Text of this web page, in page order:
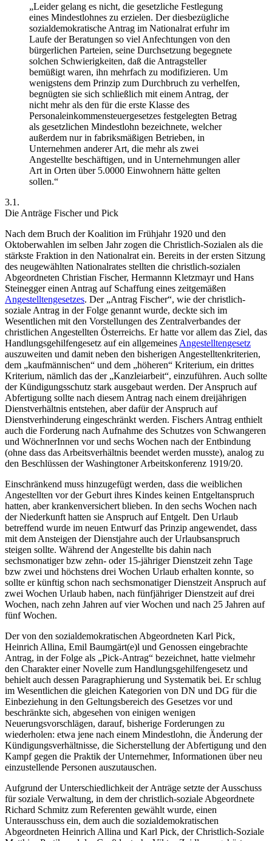
„Leider gelang es nicht, die gesetzliche Festlegung
eines Mindestlohnes zu erzielen. Der diesbezügliche
sozialdemokratische Antrag im Nationalrat erfuhr im
Laufe der Beratungen so viel Anfechtungen von den
bürgerlichen Parteien, seine Durchsetzung begegnete
solchen Schwierigkeiten, daß die Antragsteller
bemüßigt waren, ihn mehrfach zu modifizieren. Um
wenigstens dem Prinzip zum Durchbruch zu verhelfen,
begnügten sie sich schließlich mit einem Antrag, der
nicht mehr als den für die erste Klasse des
Personaleinkommensteuergesetzes festgelegten Betrag
als gesetzlichen Mindestlohn bezeichnete, welcher
außerdem nur in fabriksmäßigen Betrieben, in
Unternehmen anderer Art, die mehr als zwei
Angestellte beschäftigen, und in Unternehmungen aller
Art in Orten über 5.0000 Einwohnern hätte gelten
sollen.“
3.1.
Die Anträge Fischer und Pick
Nach dem Bruch der Koalition im Frühjahr 1920 und den
Oktoberwahlen im selben Jahr zogen die Christlich-Sozialen als die
stärkste Fraktion in den Nationalrat ein. Bereits in der ersten Sitzung
des neugewählten Nationalrates stellten die christlich-sozialen
Abgeordneten Christian Fischer, Hermannn Kletzmayr und Hans
Steinegger einen Antrag auf Schaffung eines zeitgemäßen
Angestelltengesetzes. Der „Antrag Fischer“, wie der christlich-
soziale Antrag in der Folge genannt wurde, deckte sich im
Wesentlichen mit den Vorstellungen des Zentralverbandes der
christlichen Angestellten Österreichs. Er hatte vor allem das Ziel, das
Handlungsgehilfengesetz auf ein allgemeines Angestelltengesetz
auszuweiten und damit neben den bisherigen Angestelltenkriterien,
dem „kaufmännischen“ und dem „höheren“ Kriterium, ein drittes
Kriterium, nämlich das der „Kanzleiarbeit“, einzuführen. Auch sollte
der Kündigungsschutz stark ausgebaut werden. Der Anspruch auf
Abfertigung sollte nach diesem Antrag nach einem dreijährigen
Dienstverhältnis entstehen, aber dafür der Anspruch auf
Dienstverhinderung eingeschränkt werden. Fischers Antrag enthielt
auch die Forderung nach Aufnahme des Schutzes von Schwangeren
und WöchnerInnen vor und sechs Wochen nach der Entbindung
(ohne dass das Arbeitsverhältnis beendet werden musste), analog zu
den Beschlüssen der Washingtoner Arbeitskonferenz 1919/20.
Einschränkend muss hinzugefügt werden, dass die weiblichen
Angestellten vor der Geburt ihres Kindes keinen Entgeltanspruch
hatten, aber krankenversichert blieben. In den sechs Wochen nach
der Niederkunft hatten sie Anspruch auf Entgelt. Den Urlaub
betreffend wurde im neuen Entwurf das Prinzip angewendet, dass
mit dem Ansteigen der Dienstjahre auch der Urlaubsanspruch
steigen sollte. Während der Angestellte bis dahin nach
sechsmonatiger bzw zehn- oder 15-jähriger Dienstzeit zehn Tage
bzw zwei und höchstens drei Wochen Urlaub erhalten konnte, so
sollte er künftig schon nach sechsmonatiger Dienstzeit Anspruch auf
zwei Wochen Urlaub haben, nach fünfjähriger Dienstzeit auf drei
Wochen, nach zehn Jahren auf vier Wochen und nach 25 Jahren auf
fünf Wochen.
Der von den sozialdemokratischen Abgeordneten Karl Pick,
Heinrich Allina, Emil Baumgärt(e)l und Genossen eingebrachte
Antrag, in der Folge als „Pick-Antrag“ bezeichnet, hatte vielmehr
den Charakter einer Novelle zum Handlungsgehilfengesetz und
behielt auch dessen Paragraphierung und Systematik bei. Er schlug
im Wesentlichen die gleichen Kategorien von DN und DG für die
Einbeziehung in den Geltungsbereich des Gesetzes vor und
beschränkte sich, abgesehen von einigen wenigen
Neuerungsvorschlägen, darauf, bisherige Forderungen zu
wiederholen: etwa jene nach einem Mindestlohn, die Änderung der
Kündigungsverhältnisse, die Sicherstellung der Abfertigung und den
Kampf gegen die Praktik der Unternehmer, Informationen über neu
einzustellende Personen auszutauschen.
Aufgrund der Unterschiedlichkeit der Anträge setzte der Ausschuss
für soziale Verwaltung, in dem der christlich-soziale Abgeordnete
Richard Schmitz zum Referenten gewählt wurde, einen
Unterausschuss ein, dem auch die sozialdemokratischen
Abgeordneten Heinrich Allina und Karl Pick, der Christlich-Soziale